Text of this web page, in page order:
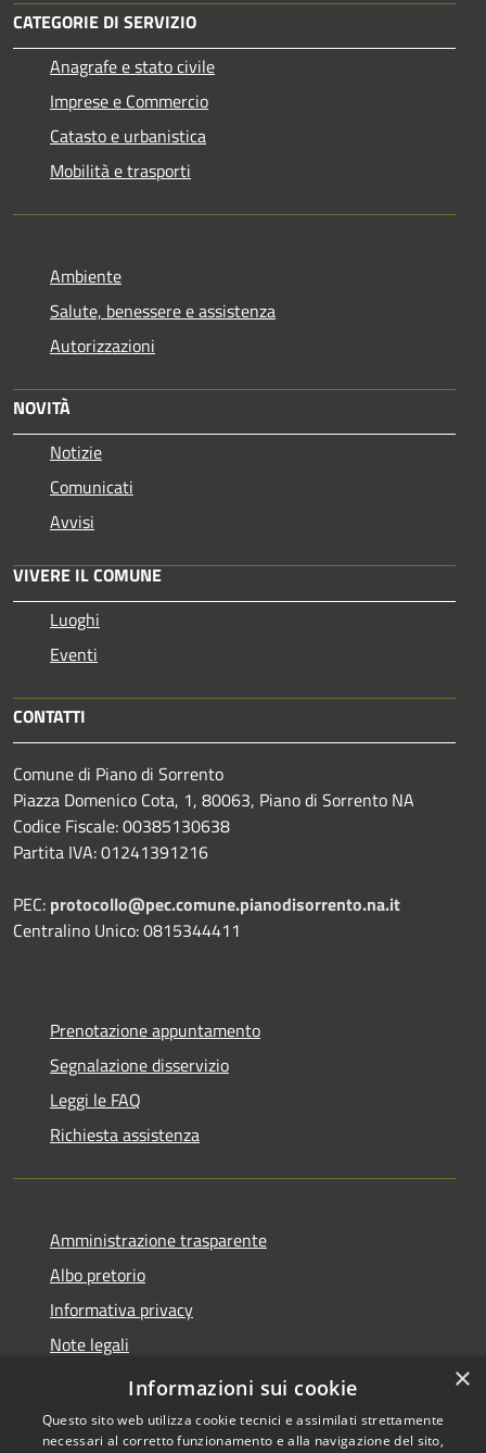
CATEGORIE DI SERVIZIO
Anagrafe e stato civile
Imprese e Commercio
Catasto e urbanistica
Mobilità e trasporti
Ambiente
Salute, benessere e assistenza
Autorizzazioni
NOVITÀ
Notizie
Comunicati
Avvisi
VIVERE IL COMUNE
Luoghi
Eventi
CONTATTI
Comune di Piano di Sorrento
Piazza Domenico Cota, 1, 80063, Piano di Sorrento NA
Codice Fiscale: 00385130638
Partita IVA: 01241391216
PEC: protocollo@pec.comune.pianodisorrento.na.it
Centralino Unico: 0815344411
Prenotazione appuntamento
Segnalazione disservizio
Leggi le FAQ
Richiesta assistenza
Amministrazione trasparente
Albo pretorio
Informativa privacy
Note legali
Dichiarazione di accessibilità
×
Informazioni sui cookie
Questo sito web utilizza cookie tecnici e assimilati strettamente
necessari al corretto funzionamento e alla navigazione del sito,